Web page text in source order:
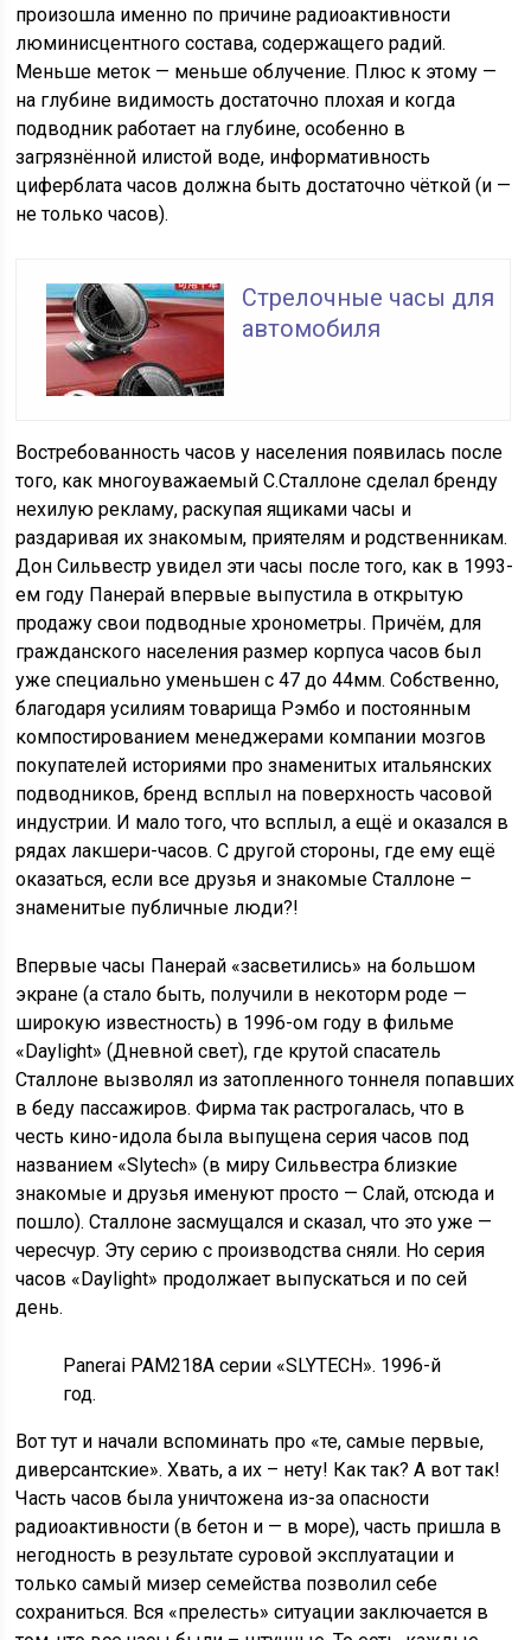
произошла именно по причине радиоактивности
люминисцентного состава, содержащего радий.
Меньше меток — меньше облучение. Плюс к этому —
на глубине видимость достаточно плохая и когда
подводник работает на глубине, особенно в
загрязнённой илистой воде, информативность
циферблата часов должна быть достаточно чёткой (и —
не только часов).
Стрелочные часы для
автомобиля
Востребованность часов у населения появилась после
того, как многоуважаемый С.Сталлоне сделал бренду
нехилую рекламу, раскупая ящиками часы и
раздаривая их знакомым, приятелям и родственникам.
Дон Сильвестр увидел эти часы после того, как в 1993-
ем году Панерай впервые выпустила в открытую
продажу свои подводные хронометры. Причём, для
гражданского населения размер корпуса часов был
уже специально уменьшен с 47 до 44мм. Собственно,
благодаря усилиям товарища Рэмбо и постоянным
компостированием менеджерами компании мозгов
покупателей историями про знаменитых итальянских
подводников, бренд всплыл на поверхность часовой
индустрии. И мало того, что всплыл, а ещё и оказался в
рядах лакшери-часов. С другой стороны, где ему ещё
оказаться, если все друзья и знакомые Сталлоне –
знаменитые публичные люди?!
Впервые часы Панерай «засветились» на большом
экране (а стало быть, получили в некоторм роде —
широкую известность) в 1996-ом году в фильме
«Daylight» (Дневной свет), где крутой спасатель
Сталлоне вызволял из затопленного тоннеля попавших
в беду пассажиров. Фирма так растрогалась, что в
честь кино-идола была выпущена серия часов под
названием «Slytech» (в миру Сильвестра близкие
знакомые и друзья именуют просто — Слай, отсюда и
пошло). Сталлоне засмущался и сказал, что это уже —
чересчур. Эту серию с производства сняли. Но серия
часов «Daylight» продолжает выпускаться и по сей
день.
Panerai PAM218A серии «SLYTECH». 1996-й
год.
Вот тут и начали вспоминать про «те, самые первые,
диверсантские». Хвать, а их – нету! Как так? А вот так!
Часть часов была уничтожена из-за опасности
радиоактивности (в бетон и — в море), часть пришла в
негодность в результате суровой эксплуатации и
только самый мизер семейства позволил себе
сохраниться. Вся «прелесть» ситуации заключается в